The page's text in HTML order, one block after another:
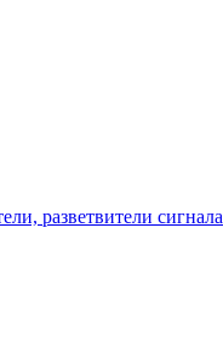
разветвители сигнала